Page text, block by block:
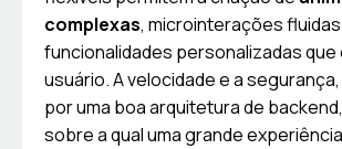
complexas, microinterações
funcionalidades personalizadas que
usuário. A velocidade e a
por uma boa arquitetura de
sobre a qual uma grande